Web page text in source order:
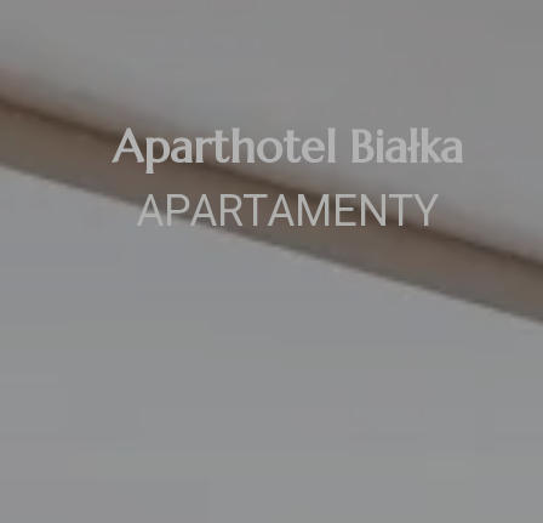
Aparthotel Białka
APARTAMENTY